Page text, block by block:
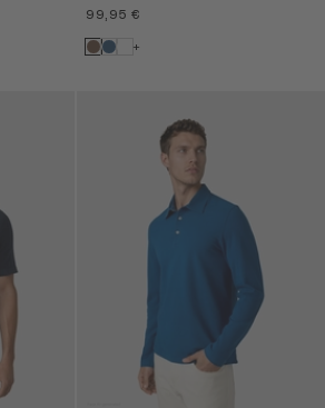
99,95 €
+